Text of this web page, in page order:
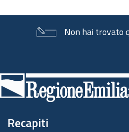
Non hai trovato
di
pagina
Recapiti